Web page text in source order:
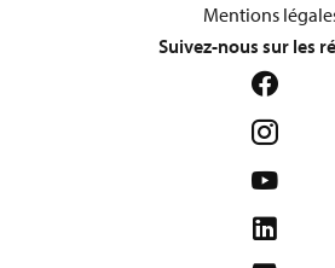
Mentions
Suivez-nous sur les